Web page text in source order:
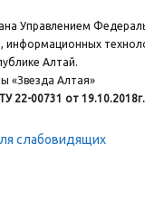
Управлением
информационных
Алтай.
«Звезда Алтая»
22-00731 от 19.10.2018г.
слабовидящих